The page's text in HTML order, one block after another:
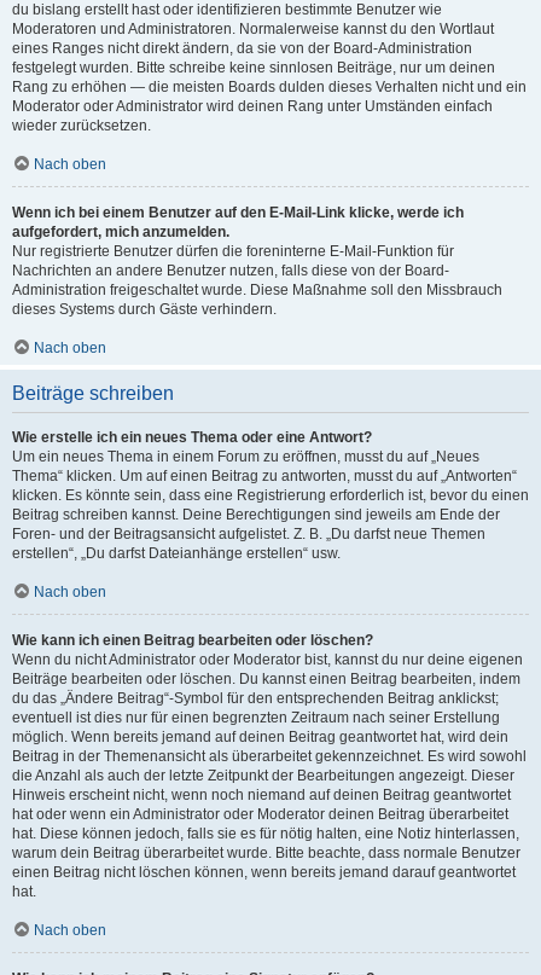
du bislang erstellt hast oder identifizieren bestimmte Benutzer wie
Moderatoren und Administratoren. Normalerweise kannst du den Wortlaut
eines Ranges nicht direkt ändern, da sie von der Board-Administration
festgelegt wurden. Bitte schreibe keine sinnlosen Beiträge, nur um deinen
Rang zu erhöhen — die meisten Boards dulden dieses Verhalten nicht und ein
Moderator oder Administrator wird deinen Rang unter Umständen einfach
wieder zurücksetzen.
Nach oben
Wenn ich bei einem Benutzer auf den E-Mail-Link klicke, werde ich
aufgefordert, mich anzumelden.
Nur registrierte Benutzer dürfen die foreninterne E-Mail-Funktion für
Nachrichten an andere Benutzer nutzen, falls diese von der Board-
Administration freigeschaltet wurde. Diese Maßnahme soll den Missbrauch
dieses Systems durch Gäste verhindern.
Nach oben
Beiträge schreiben
Wie erstelle ich ein neues Thema oder eine Antwort?
Um ein neues Thema in einem Forum zu eröffnen, musst du auf „Neues
Thema“ klicken. Um auf einen Beitrag zu antworten, musst du auf „Antworten“
klicken. Es könnte sein, dass eine Registrierung erforderlich ist, bevor du einen
Beitrag schreiben kannst. Deine Berechtigungen sind jeweils am Ende der
Foren- und der Beitragsansicht aufgelistet. Z. B. „Du darfst neue Themen
erstellen“, „Du darfst Dateianhänge erstellen“ usw.
Nach oben
Wie kann ich einen Beitrag bearbeiten oder löschen?
Wenn du nicht Administrator oder Moderator bist, kannst du nur deine eigenen
Beiträge bearbeiten oder löschen. Du kannst einen Beitrag bearbeiten, indem
du das „Ändere Beitrag“-Symbol für den entsprechenden Beitrag anklickst;
eventuell ist dies nur für einen begrenzten Zeitraum nach seiner Erstellung
möglich. Wenn bereits jemand auf deinen Beitrag geantwortet hat, wird dein
Beitrag in der Themenansicht als überarbeitet gekennzeichnet. Es wird sowohl
die Anzahl als auch der letzte Zeitpunkt der Bearbeitungen angezeigt. Dieser
Hinweis erscheint nicht, wenn noch niemand auf deinen Beitrag geantwortet
hat oder wenn ein Administrator oder Moderator deinen Beitrag überarbeitet
hat. Diese können jedoch, falls sie es für nötig halten, eine Notiz hinterlassen,
warum dein Beitrag überarbeitet wurde. Bitte beachte, dass normale Benutzer
einen Beitrag nicht löschen können, wenn bereits jemand darauf geantwortet
hat.
Nach oben